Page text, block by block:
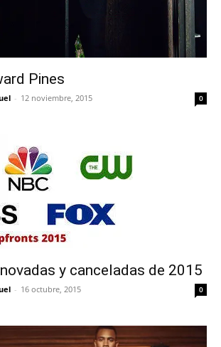
Pines
- 12 noviembre, 2015 0
y canceladas de 2015
- 16 octubre, 2015 0